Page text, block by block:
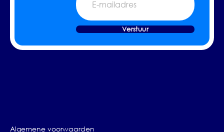
mailadres
Verstuur
Algemene voorwaarden